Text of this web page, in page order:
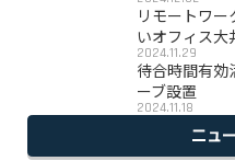
リモートワ
いオフィス大
2024.11.29
待合時間有効
ーブ設置
2024.11.18
ニュ